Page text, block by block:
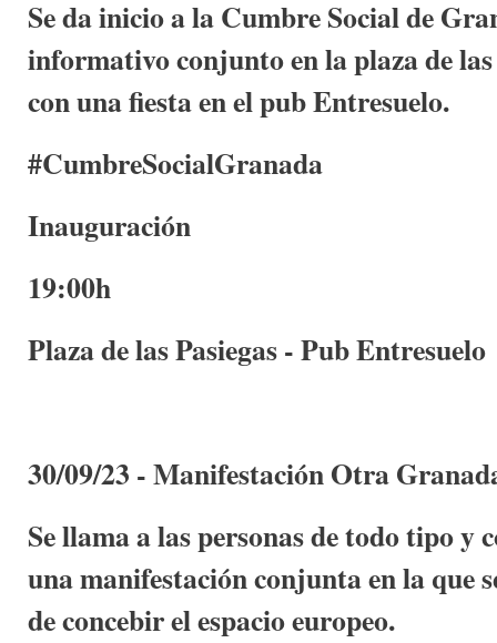
Se da inicio a la Cumbre Social de
informativo conjunto en la plaza de
con una fiesta en el pub Entresuelo.
#CumbreSocialGranada
Inauguración
19:00h
Plaza de las Pasiegas - Pub Entresuelo
30/09/23 - Manifestación Otra
Se llama a las personas de todo tipo y
una manifestación conjunta en la que
de concebir el espacio europeo.